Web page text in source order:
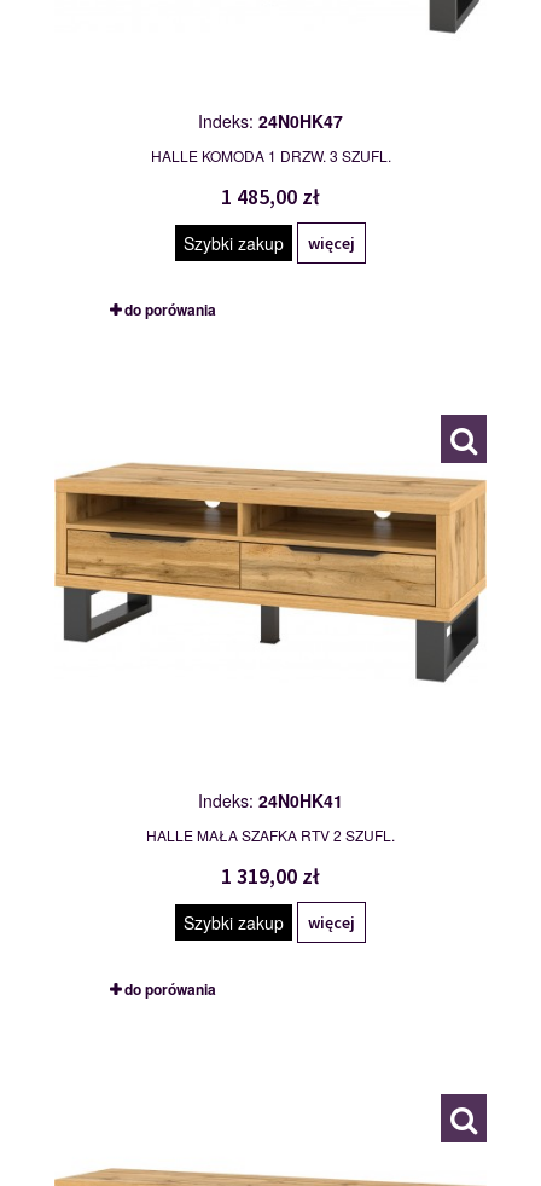
Indeks: 24N0HK47
HALLE KOMODA 1 DRZW. 3 SZUFL.
1 485,00 zł
Szybki zakup więcej
do porówania
Indeks: 24N0HK41
HALLE MAŁA SZAFKA RTV 2 SZUFL.
1 319,00 zł
Szybki zakup więcej
do porówania